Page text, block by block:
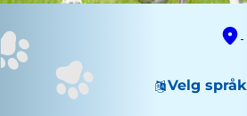
Velg språk